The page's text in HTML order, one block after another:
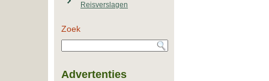
Reisverslagen
Zoek
Advertenties